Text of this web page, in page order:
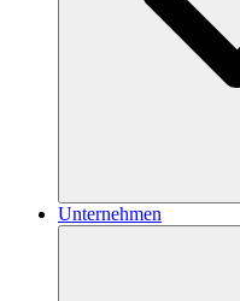
Unternehmen